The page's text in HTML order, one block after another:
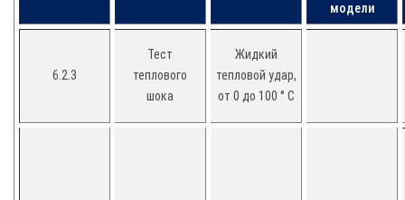
модели
6.2.3
Тест
теплового
шока
Жидкий
тепловой удар,
от 0 до 100 ° C